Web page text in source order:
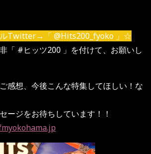
Twitter→「 @Hits200_fyoko 」☆
「 #ヒッツ200 」を付けて、お願いし
感想、今後こんな特集してほしい！な
ージをお待ちしています！！